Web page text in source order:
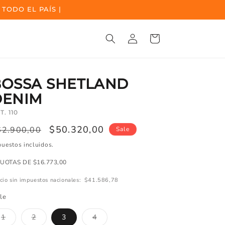
EL PAÍS |
Ingresar Carrito
SHETLAND
110
Precio
de
oferta
$50.320,00
Sale
incluidos.
DE $16.773,00
sin impuestos nacionales: $41.586,78
1Variante2Variante
3 4Variante